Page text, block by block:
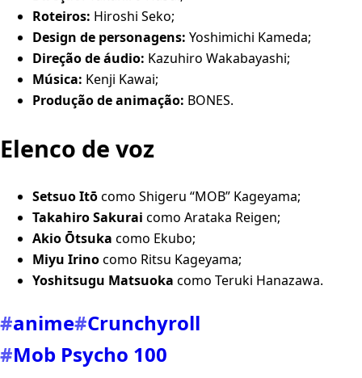
Roteiros: Hiroshi Seko;
Design de personagens: Yoshimichi Kameda;
Direção de áudio: Kazuhiro Wakabayashi;
Música: Kenji Kawai;
Produção de animação: BONES.
Elenco de voz
Setsuo Itōcomo Shigeru “MOB” Kageyama;
Takahiro Sakurai como Arataka Reigen;
Akio Ōtsuka como Ekubo;
Miyu Irinocomo Ritsu Kageyama;
Yoshitsugu Matsuoka como Teruki Hanazawa.
#anime#Crunchyroll
#Mob Psycho 100